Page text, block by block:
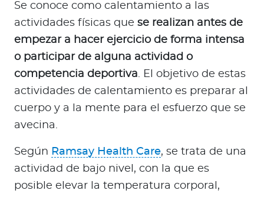
Se conoce como calentamiento a las
actividades físicas que se realizan antes de
empezar a hacer ejercicio de forma intensa
o participar de alguna actividad o
competencia deportiva. El objetivo de estas
actividades de calentamiento es preparar al
cuerpo y a la mente para el esfuerzo que se
avecina.
Según Ramsay Health Care, se trata de una
actividad de bajo nivel, con la que es
posible elevar la temperatura corporal,